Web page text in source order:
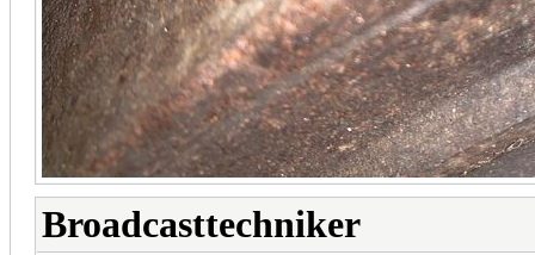
Broadcasttechniker